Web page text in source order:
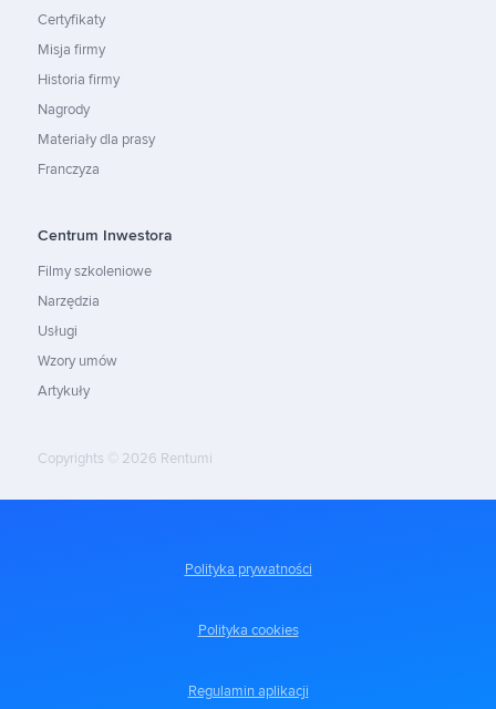
Certyfikaty
Misja firmy
Historia firmy
Nagrody
Materiały dla prasy
Franczyza
Centrum Inwestora
Filmy szkoleniowe
Narzędzia
Usługi
Wzory umów
Artykuły
Copyrights © 2026 Rentumi
Polityka prywatności
Polityka cookies
Regulamin aplikacji